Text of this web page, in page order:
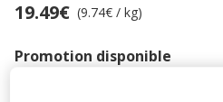
Promotion disponible
Prix 19.49€, 9.74 EUR par kg
19.49€ (9.74€ / kg)